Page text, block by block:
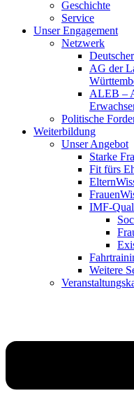
Geschichte
Service
Unser Engagement
Netzwerk
AG der
ALEB –
Politische
Weiterbildung
Unser Angebot
Starke
Fit fürs
IMF-
Weitere